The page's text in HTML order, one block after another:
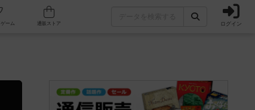
店舗 人気ボードゲーム ログイン